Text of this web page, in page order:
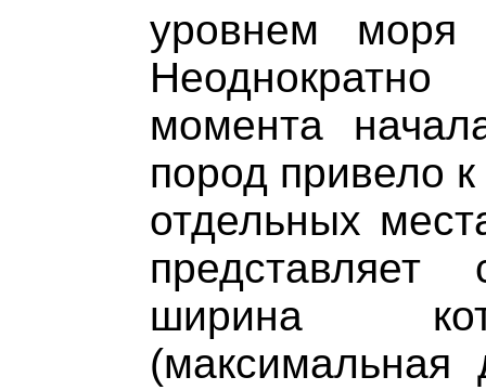
уровнем
момента
пород привело
отдельных
ширина